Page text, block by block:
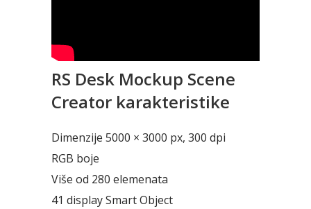
RS Desk Mockup Scene
Creator karakteristike
Dimenzije 5000 × 3000 px, 300 dpi
RGB boje
Više od 280 elemenata
41 display Smart Object